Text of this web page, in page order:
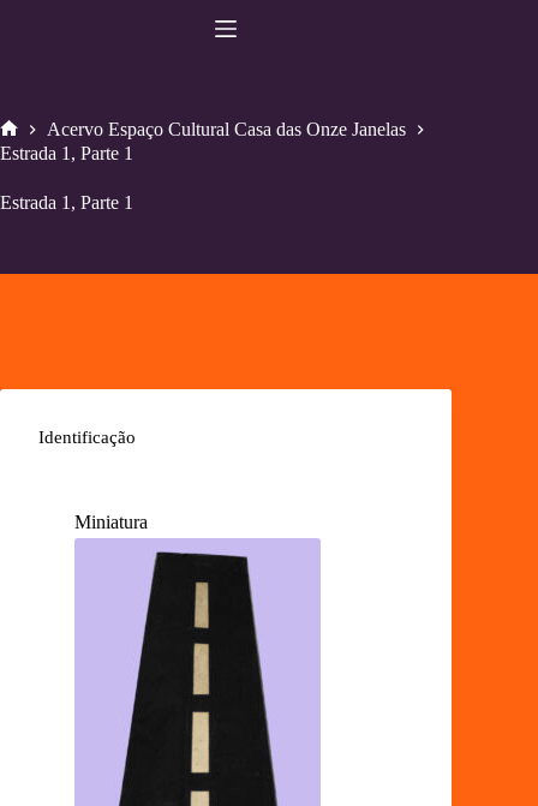
Home
Acervo Espaço Cultural Casa das Onze Janelas
Estrada 1, Parte 1
Estrada 1, Parte 1
Identificação
Miniatura